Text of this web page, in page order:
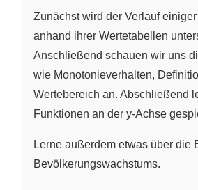
Zunächst wird der Verlauf
anhand ihrer Wertetabellen
Anschließend schauen wir uns
wie Monotonieverhalten,
Wertebereich an. Abschließend
Funktionen an der y-Achse
Lerne außerdem etwas über die
Bevölkerungswachstums.